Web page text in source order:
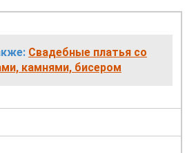
Свадебные платья со
камнями, бисером